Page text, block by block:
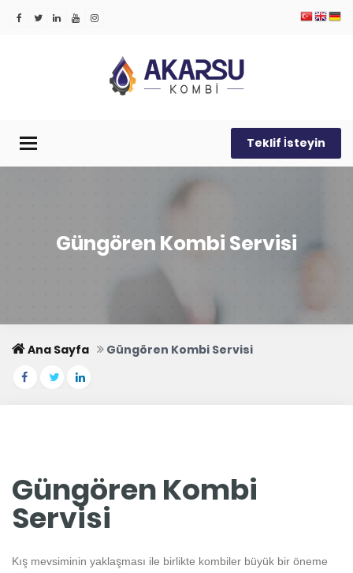
Menü Teklif İsteyin
Güngören Kombi Servisi
Ana Sayfa Güngören Kombi Servisi
Güngören Kombi
Servisi
Kış mevsiminin yaklaşması ile birlikte kombiler büyük bir öneme